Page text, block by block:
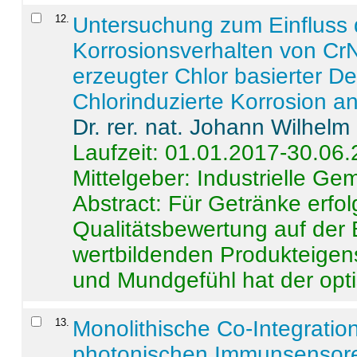
12
Untersuchung zum
Korrosionsverhalten von
erzeugter Chlor basierter
Chlorinduzierte Korrosion
Dr. rer. nat. Johann
Laufzeit: 01.01.2017-
Mittelgeber: Industrielle
Abstract: Für Getränke
Qualitätsbewertung auf der
wertbildenden
und Mundgefühl hat der
13
Monolithische Co-